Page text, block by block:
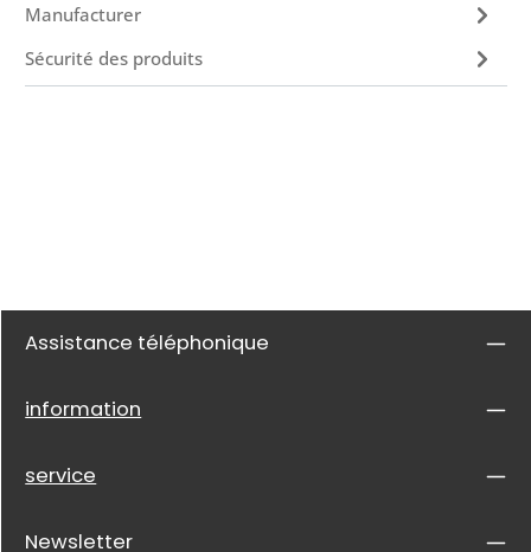
Manufacturer
Sécurité des produits
Assistance téléphonique
information
service
Newsletter